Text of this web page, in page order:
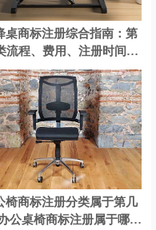
册
册
标注册
标注册
册
册
桌商标注册综合指南：第
流程、费用、注册时间、
资料、有效期
椅商标注册分类属于第几
公桌椅商标注册属于哪一